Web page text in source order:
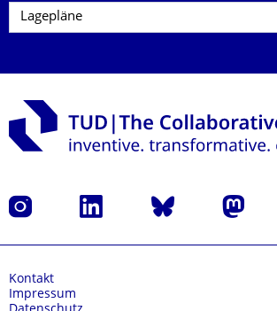
Instagram LinkedIn Bluesky Mastodon
Kontakt
Impressum